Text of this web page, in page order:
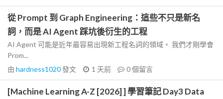
從 Prompt 到 Graph Engineering：這些不只是新名
詞，而是 AI Agent 踩坑後衍生的工程
AI Agent 可能是近年最容易出現新工程名詞的領域。 我們才剛學會
Prom...
由 hardness1020發文 1 天前 0個留言
[Machine Learning A-Z [2026] ] 學習筆記 Day3 Data